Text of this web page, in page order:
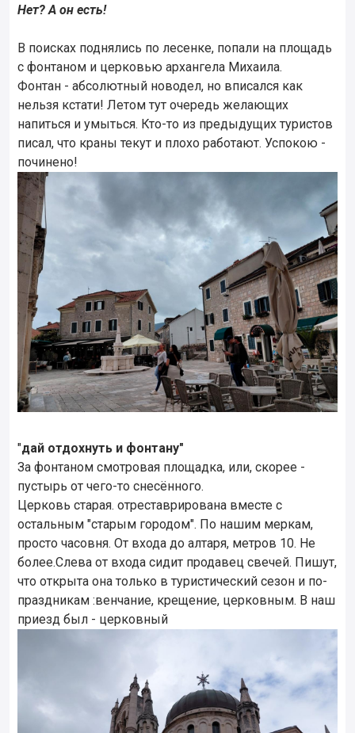
Нет? А он есть!
В поисках поднялись по лесенке, попали на площадь
с фонтаном и церковью архангела Михаила.
Фонтан - абсолютный новодел, но вписался как
нельзя кстати! Летом тут очередь желающих
напиться и умыться. Кто-то из предыдущих туристов
писал, что краны текут и плохо работают. Успокою -
починено!
"дай отдохнуть и фонтану"
За фонтаном смотровая площадка, или, скорее -
пустырь от чего-то снесённого.
Церковь старая. отреставрирована вместе с
остальным "старым городом". По нашим меркам,
просто часовня. От входа до алтаря, метров 10. Не
более.Слева от входа сидит продавец свечей. Пишут,
что открыта она только в туристический сезон и по-
праздникам :венчание, крещение, церковным. В наш
приезд был - церковный